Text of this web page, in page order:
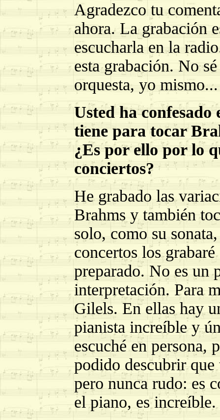
Agradezco tu
ahora. La grabación
escucharla en la
esta grabación. No
orquesta, yo
Usted ha
tiene para tocar
¿Es por ello por lo
conciertos?
He grabado las
Brahms y también
solo, como su
concertos los
preparado. No es un
interpretación. Para
Gilels. En ellas hay
pianista increíble y
escuché en persona,
podido descubrir
pero nunca rudo: es
el piano, es increíble.